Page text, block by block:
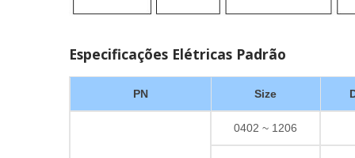
Especificações Elétricas Padrão
PN Size
0402 ~ 1206